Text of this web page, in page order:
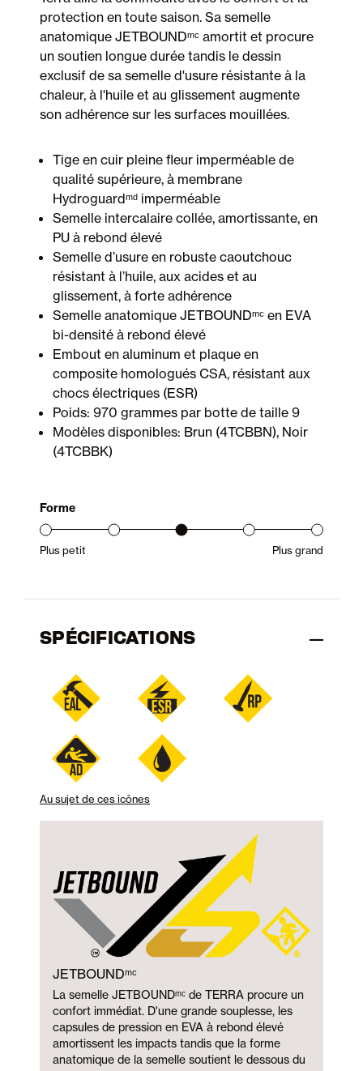
protection en toute saison. Sa semelle
anatomique JETBOUNDᵐᶜ amortit et procure
un soutien longue durée tandis le dessin
exclusif de sa semelle d'usure résistante à la
chaleur, à l'huile et au glissement augmente
son adhérence sur les surfaces mouillées.
Tige en cuir pleine fleur imperméable de
qualité supérieure, à membrane
Hydroguardᵐᵈ imperméable
Semelle intercalaire collée, amortissante, en
PU à rebond élevé
Semelle d’usure en robuste caoutchouc
résistant à l’huile, aux acides et au
glissement, à forte adhérence
Semelle anatomique JETBOUNDᵐᶜ en EVA
bi-densité à rebond élevé
Embout en aluminum et plaque en
composite homologués CSA, résistant aux
chocs électriques (ESR)
Poids: 970 grammes par botte de taille 9
Modèles disponibles: Brun (4TCBBN), Noir
(4TCBBK)
Forme
Plus petit Plus grand
SPÉCIFICATIONS
Au sujet de ces icônes
JETBOUNDᵐᶜ
La semelle JETBOUNDᵐᶜ de TERRA procure un
confort immédiat. D'une grande souplesse, les
capsules de pression en EVA à rebond élevé
amortissent les impacts tandis que la forme
anatomique de la semelle soutient le dessous du